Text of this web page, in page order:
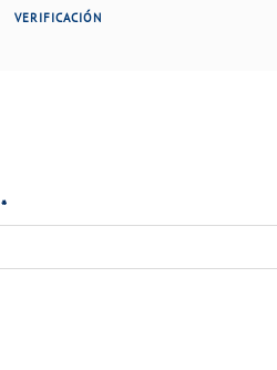
VERIFICACIÓN
*